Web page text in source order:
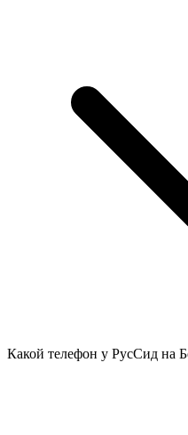
Какой телефон у РусСид на